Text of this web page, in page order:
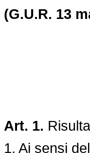
(G.U.R. 13
Art. 1.
1. Ai sensi